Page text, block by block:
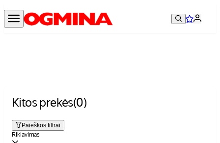
Kitos prekės(0)
Paieškos filtrai
Rikiavimas